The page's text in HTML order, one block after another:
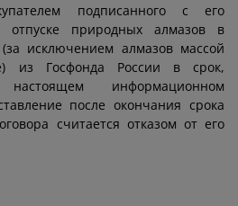
подписанного с его
отпуске природных алмазов в
исключением алмазов массой
из Госфонда России в срок,
информационном
после окончания срока
считается отказом от его